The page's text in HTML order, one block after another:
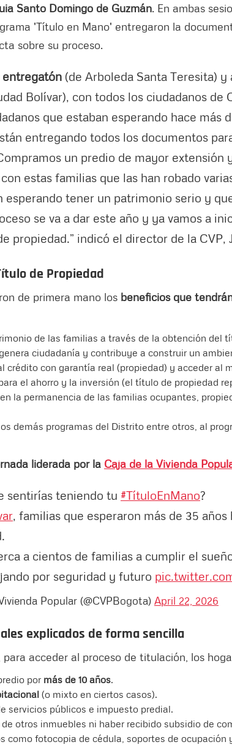
Santo Domingo de Guzmán. En ambas
'Título en Mano' entregaron la
sobre su proceso.
entregatón (de Arboleda Santa Teresita)
Bolívar), con todos los ciudadanos de
que estaban esperando hace más
entregando todos los documentos
un predio de mayor extensión
estas familias que las han robado
esperando tener un patrimonio serio y
se va a dar este año y ya vamos a
propiedad.” indicó el director de la CVP,
de Propiedad
de primera mano los beneficios que
de las familias a través de la obtención del
ciudadanía y contribuye a construir un
crédito con garantía real (propiedad) y acceder al
el ahorro y la inversión (el título de propiedad
la permanencia de las familias ocupantes,
demás programas del Distrito entre otros, al
liderada por la Caja de la Vivienda
sentirías teniendo tu #TítuloEnMano?
, familias que esperaron más de 35
a cientos de familias a cumplir el
por seguridad y futuro
Popular (@CVPBogota) April 22, 2026
explicados de forma sencilla
para acceder al proceso de titulación, los
por más de 10 años.
(o mixto en ciertos casos).
servicios públicos e impuesto predial.
otros inmuebles ni haber recibido subsidio de
como fotocopia de cédula, soportes de ocupación